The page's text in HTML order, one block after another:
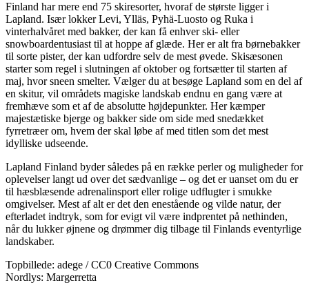
Finland har mere end 75 skiresorter, hvoraf de største ligger i
Lapland. Især lokker Levi, Ylläs, Pyhä-Luosto og Ruka i
vinterhalvåret med bakker, der kan få enhver ski- eller
snowboardentusiast til at hoppe af glæde. Her er alt fra børnebakker
til sorte pister, der kan udfordre selv de mest øvede. Skisæsonen
starter som regel i slutningen af oktober og fortsætter til starten af
maj, hvor sneen smelter. Vælger du at besøge Lapland som en del af
en skitur, vil områdets magiske landskab endnu en gang være at
fremhæve som et af de absolutte højdepunkter. Her kæmper
majestætiske bjerge og bakker side om side med snedækket
fyrretræer om, hvem der skal løbe af med titlen som det mest
idylliske udseende.
Lapland Finland byder således på en række perler og muligheder for
oplevelser langt ud over det sædvanlige – og det er uanset om du er
til hæsblæsende adrenalinsport eller rolige udflugter i smukke
omgivelser. Mest af alt er det den enestående og vilde natur, der
efterladet indtryk, som for evigt vil være indprentet på nethinden,
når du lukker øjnene og drømmer dig tilbage til Finlands eventyrlige
landskaber.
Topbillede: adege / CC0 Creative Commons
Nordlys: Margerretta